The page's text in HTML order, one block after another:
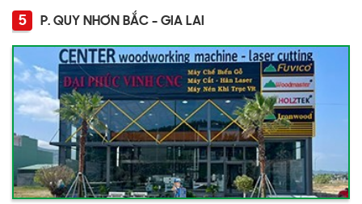
5 P. QUY NHƠN BẮC - GIA LAI